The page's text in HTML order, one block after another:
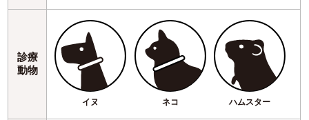
診療
動物
イヌ ネコ ハムスター